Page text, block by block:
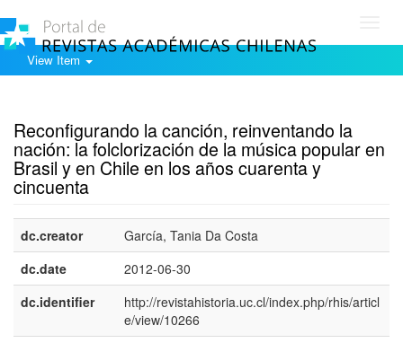
View Item
Reconfigurando la canción, reinventando la
nación: la folclorización de la música popular en
Brasil y en Chile en los años cuarenta y
cincuenta
dc.creator
García, Tania Da Costa
dc.date
2012-06-30
dc.identifier
http://revistahistoria.uc.cl/index.php/rhis/articl
e/view/10266